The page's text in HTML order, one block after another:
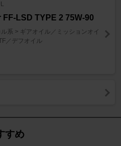
FF-LSD TYPE 2 75W-90
系 > ギアオイル／ミッションオイ
／デフオイル
すめ